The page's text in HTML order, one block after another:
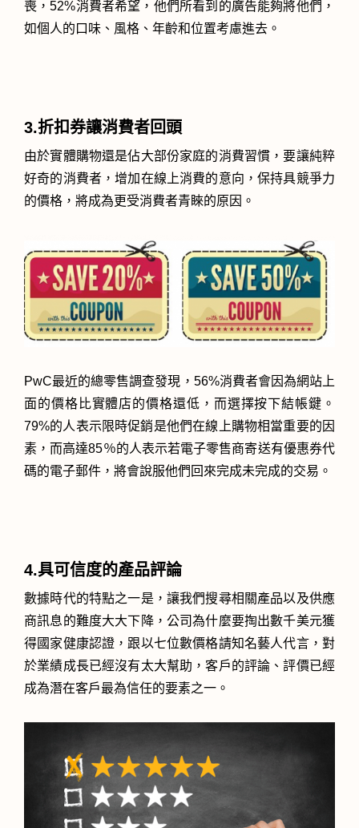
喪，52%消費者希望，他們所看到的廣告能夠將他們，
如個人的口味、風格、年齡和位置考慮進去。
3.折扣券讓消費者回頭
由於實體購物還是佔大部份家庭的消費習慣，要讓純粹
好奇的消費者，增加在線上消費的意向，保持具競爭力
的價格，將成為更受消費者青睞的原因。
PwC最近的總零售調查發現，56%消費者會因為網站上
面的價格比實體店的價格還低，而選擇按下結帳鍵。
79%的人表示限時促銷是他們在線上購物相當重要的因
素，而高達85％的人表示若電子零售商寄送有優惠券代
碼的電子郵件，將會說服他們回來完成未完成的交易。
4.具可信度的產品評論
數據時代的特點之一是，讓我們搜尋相關產品以及供應
商訊息的難度大大下降，公司為什麼要掏出數千美元獲
得國家健康認證，跟以七位數價格請知名藝人代言，對
於業績成長已經沒有太大幫助，客戶的評論、評價已經
成為潛在客戶最為信任的要素之一。